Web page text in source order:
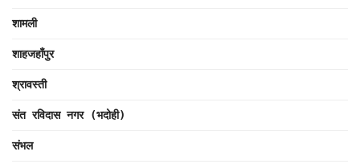
शामली
शाहजहाँपुर
श्रावस्ती
संत रविदास नगर (भदोही)
संभल